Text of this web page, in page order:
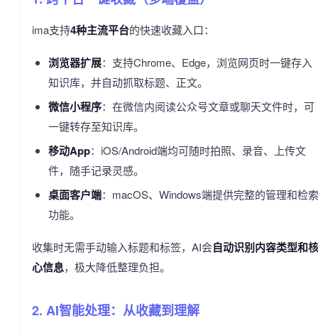
ima支持4种主流平台的快速收藏入口：
浏览器扩展：支持Chrome、Edge，浏览网页时一键存入
知识库，并自动抓取标题、正文。
微信小程序：在微信内阅读公众号文章或聊天文件时，可
一键转存至知识库。
移动App：iOS/Android端均可随时拍照、录音、上传文
件，随手记录灵感。
桌面客户端：macOS、Windows端提供完整的管理和检索
功能。
收集时无需手动输入标题和标签，AI会自动识别内容类型和核
心信息，极大降低整理负担。
2. AI智能处理：从收藏到理解